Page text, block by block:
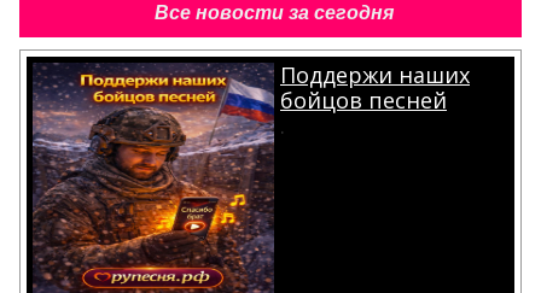
Все новости за сегодня
Поддержи наших
бойцов песней
.